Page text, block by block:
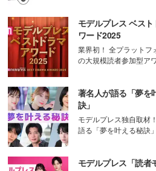
モデルプレス ベス
ワード2025
業界初！ 全プラットフ
の大規模読者参加型ア
著名人が語る「夢を
訣」
モデルプレス独自取材
語る「夢を叶える秘訣」
モデルプレス「読者